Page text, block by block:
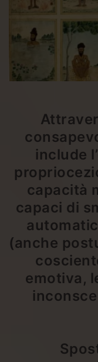
include
capacità
capaci di
(anche
emotiva,